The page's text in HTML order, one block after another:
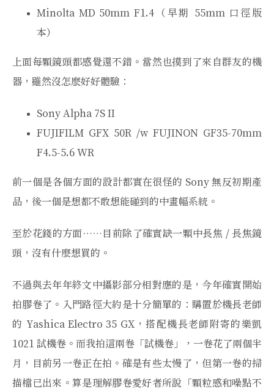
Minolta MD 50mm F1.4（早期 55mm 口徑版
本）
上面每顆鏡頭都感覺還不錯。當然也摸到了來自群友的機
器，雖然沒怎麽好好體驗：
Sony Alpha 7S II
FUJIFILM GFX 50R /w FUJINON GF35-70mm
F4.5-5.6 WR
前一個是各個方面的設計都實在很怪的 Sony 無反初期產
品，後一個是想都不敢想能碰到的中畫幅系統。
至於花錢的方面……目前除了確實缺一顆中長焦 / 長焦鏡
頭，沒有什麼想買的。
不過與去年年終文中攝影部分相對應的是，今年確實開始
拍膠卷了。入門路徑大約是十分簡單的：購置於機長老師
的 Yashica Electro 35 GX，搭配機長老師附寄的樂凱
1021 試機卷。而我拍這兩卷「試機卷」，一卷花了兩個半
月，目前另一卷正在拍。確是有些太慢了，但第一卷的掃
描檔已出來。算是理解膠卷愛好者所說「顆粒感和噪點不